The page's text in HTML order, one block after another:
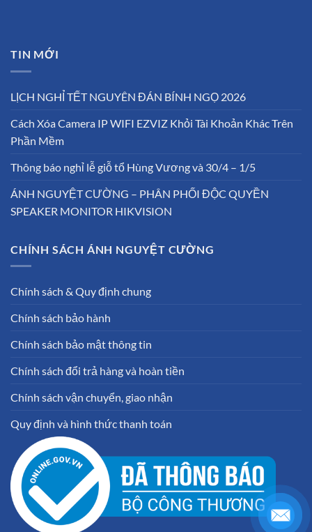
TIN MỚI
LỊCH NGHỈ TẾT NGUYÊN ĐÁN BÍNH NGỌ 2026
Cách Xóa Camera IP WIFI EZVIZ Khỏi Tài Khoản Khác Trên
Phần Mềm
Thông báo nghỉ lễ giỗ tổ Hùng Vương và 30/4 – 1/5
ÁNH NGUYỆT CƯỜNG – PHÂN PHỐI ĐỘC QUYỀN
SPEAKER MONITOR HIKVISION
CHÍNH SÁCH ÁNH NGUYỆT CƯỜNG
Chính sách & Quy định chung
Chính sách bảo hành
Chính sách bảo mật thông tin
Chính sách đổi trả hàng và hoàn tiền
Chính sách vận chuyển, giao nhận
Quy định và hình thức thanh toán